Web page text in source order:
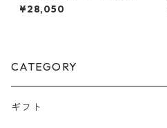
08 / 25aw
¥28,050
CATEGORY
ギフト